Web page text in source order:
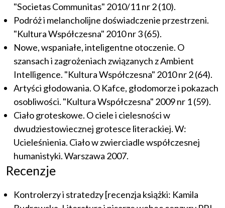
"Societas Communitas" 2010/11 nr 2 (10).
Podróż i melancholijne doświadczenie przestrzeni.
"Kultura Współczesna" 2010 nr 3 (65).
Nowe, wspaniałe, inteligentne otoczenie. O
szansach i zagrożeniach związanych z Ambient
Intelligence. "Kultura Współczesna" 2010 nr 2 (64).
Artyści głodowania. O Kafce, głodomorze i pokazach
osobliwości. "Kultura Współczesna" 2009 nr 1 (59).
Ciało groteskowe. O ciele i cielesności w
dwudziestowiecznej grotesce literackiej. W:
Ucieleśnienia. Ciało w zwierciadle współczesnej
humanistyki. Warszawa 2007.
Recenzje
Kontrolerzy i stratedzy [recenzja książki: Kamila